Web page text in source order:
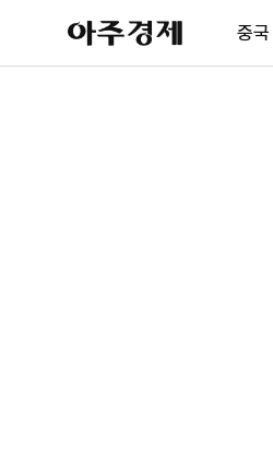
아
주
제
중국